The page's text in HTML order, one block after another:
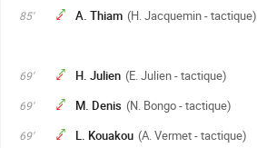
85' A. Thiam (H. Jacquemin - tactique)
69' H. Julien (E. Julien - tactique)
69' M. Denis (N. Bongo - tactique)
69' L. Kouakou (A. Vermet - tactique)